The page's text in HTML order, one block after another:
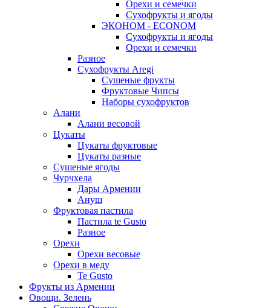
Орехи и семечки
Сухофрукты и ягоды
ЭКОНОМ - ECONOM
Сухофрукты и ягоды
Орехи и семечки
Разное
Сухофрукты Aregi
Сушеные фрукты
Фруктовые Чипсы
Наборы сухофруктов
Алани
Алани весовой
Цукаты
Цукаты фруктовые
Цукаты разные
Сушеные ягоды
Чурчхела
Дары Армении
Ануш
Фруктовая пастила
Пастила te Gusto
Разное
Орехи
Орехи весовые
Орехи в меду
Te Gusto
Фрукты из Армении
Овощи. Зелень